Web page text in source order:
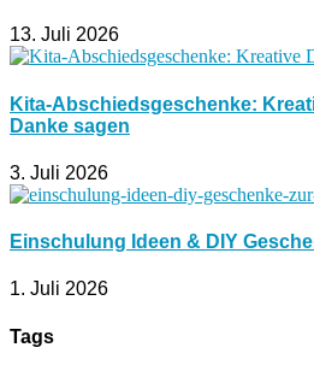
13. Juli 2026
Kita-Abschiedsgeschenke:
Danke sagen
3. Juli 2026
Einschulung Ideen & DIY
1. Juli 2026
Tags